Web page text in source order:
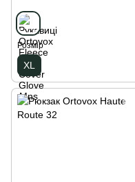
Розмір
XL